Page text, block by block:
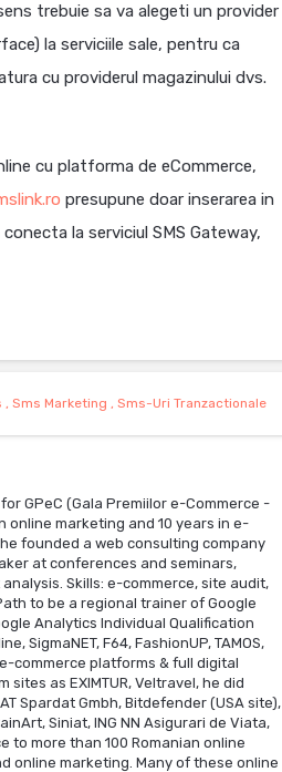
trebuie sa va alegeti un provider
la serviciile sale, pentru ca
cu providerul magazinului dvs.
cu platforma de eCommerce,
presupune doar inserarea in
la serviciul SMS Gateway,
, Sms Marketing , Sms-Uri Tranzactionale
GPeC (Gala Premiilor e-Commerce -
online marketing and 10 years in e-
founded a web consulting company
at conferences and seminars,
Skills: e-commerce, site audit,
to be a regional trainer of Google
Analytics Individual Qualification
SigmaNET, F64, FashionUP, TAMOS,
commerce platforms & full digital
as EXIMTUR, Veltravel, he did
Spardat Gmbh, Bitdefender (USA site),
Siniat, ING NN Asigurari de Viata,
to more than 100 Romanian online
online marketing. Many of these online